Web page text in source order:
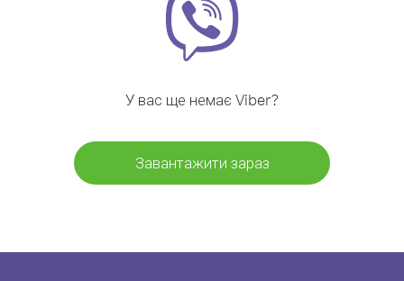
У вас ще немає Viber?
Завантажити зараз